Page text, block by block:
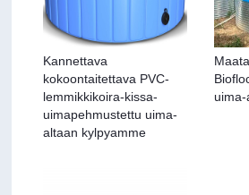
Kannettava
kokoontaitettava PVC-
lemmikkikoira-kissa-
uimapehmustettu uima-
altaan kylpyamme